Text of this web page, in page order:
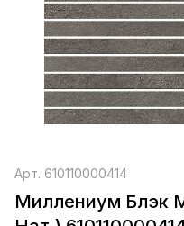
Арт. 610110000414
Миллениум Блэк